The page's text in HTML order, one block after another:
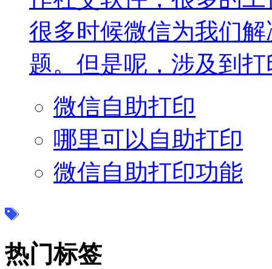
很多时候微信为我们
题。但是呢，涉及到打
微信自助打印
哪里可以自助打印
微信自助打印功能
热门标签